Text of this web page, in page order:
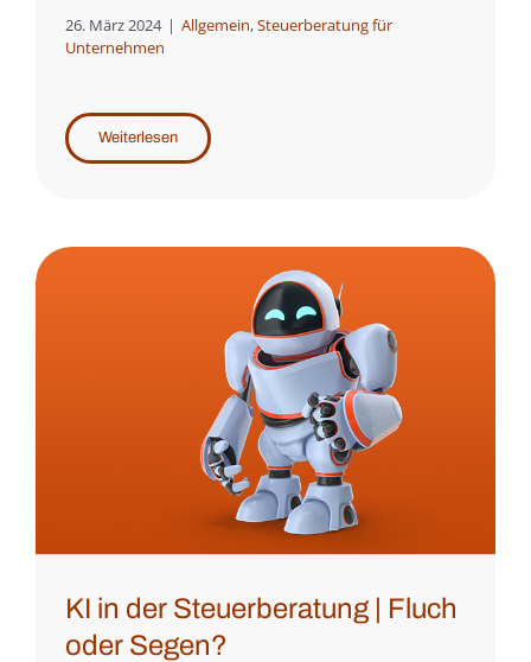
26. März 2024 | Allgemein,Steuerberatung für
Unternehmen
Weiterlesen
KI in der Steuerberatung | Fluch
oder Segen?